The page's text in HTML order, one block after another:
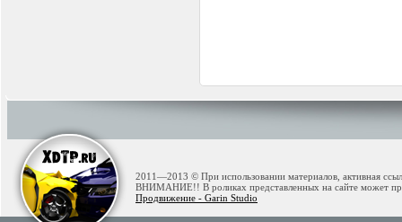
2011—2013 © При использовании материалов, активная
ВНИМАНИЕ!! В роликах представленных на сайте может
Продвижение - Garin Studio